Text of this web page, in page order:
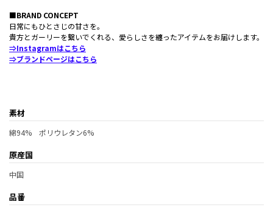
■BRAND CONCEPT
日常にもひとさじの甘さを。
貴方とガーリーを繋いでくれる、愛らしさを纏ったアイテムをお届けします。
⇒Instagramはこちら
⇒ブランドページはこちら
素材
綿94% ポリウレタン6%
原産国
中国
品番